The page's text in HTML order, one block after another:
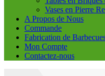
Vases en Pierre
A Propos de Nous
Commande
Fabrication de
Mon Compte
Contactez-nous